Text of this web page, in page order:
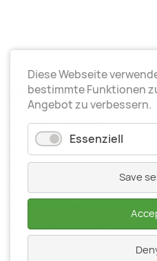
Arbeitsrichtungen
Politische Bildung
Elternarbeit
Kinder- und Jugendarbeit
Organisationsentwiсklung
Diese Webseite
bestimmte Funktionen
Angebot zu verbessern.
Essenziell
Save